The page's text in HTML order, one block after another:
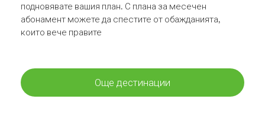
подновявате вашия план. С плана за месечен
абонамент можете да спестите от обажданията,
които вече правите
Още дестинации